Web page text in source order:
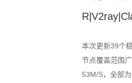
本次更新39个
节点覆盖范围
53M/S，全部